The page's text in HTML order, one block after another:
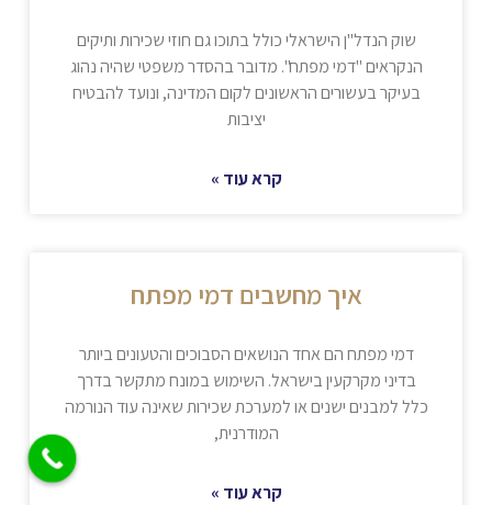
שוק הנדל"ן הישראלי כולל בתוכו גם חוזי שכירות ותיקים
הנקראים "דמי מפתח". מדובר בהסדר משפטי שהיה נהוג
בעיקר בעשורים הראשונים לקום המדינה, ונועד להבטיח
יציבות
קרא עוד »
איך מחשבים דמי מפתח
דמי מפתח הם אחד הנושאים הסבוכים והטעונים ביותר
בדיני מקרקעין בישראל. השימוש במונח מתקשר בדרך
כלל למבנים ישנים או למערכת שכירות שאינה עוד הנורמה
המודרנית,
קרא עוד »